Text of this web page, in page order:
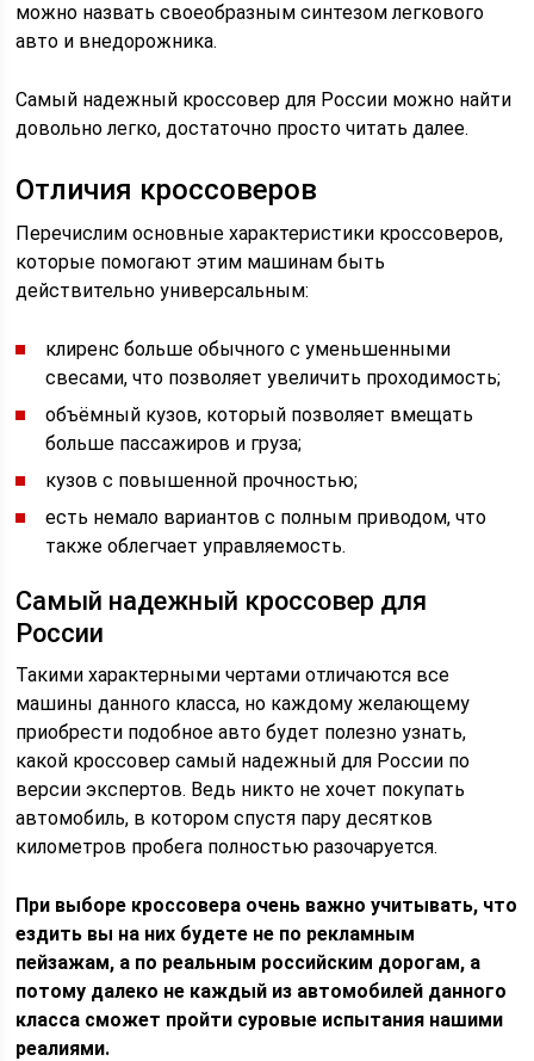
можно назвать своеобразным синтезом легкового
авто и внедорожника.
Самый надежный кроссовер для России можно найти
довольно легко, достаточно просто читать далее.
Отличия кроссоверов
Перечислим основные характеристики кроссоверов,
которые помогают этим машинам быть
действительно универсальным:
клиренс больше обычного с уменьшенными
свесами, что позволяет увеличить проходимость;
объёмный кузов, который позволяет вмещать
больше пассажиров и груза;
кузов с повышенной прочностью;
есть немало вариантов с полным приводом, что
также облегчает управляемость.
Самый надежный кроссовер для
России
Такими характерными чертами отличаются все
машины данного класса, но каждому желающему
приобрести подобное авто будет полезно узнать,
какой кроссовер самый надежный для России по
версии экспертов. Ведь никто не хочет покупать
автомобиль, в котором спустя пару десятков
километров пробега полностью разочаруется.
При выборе кроссовера очень важно учитывать, что
ездить вы на них будете не по рекламным
пейзажам, а по реальным российским дорогам, а
потому далеко не каждый из автомобилей данного
класса сможет пройти суровые испытания нашими
реалиями.